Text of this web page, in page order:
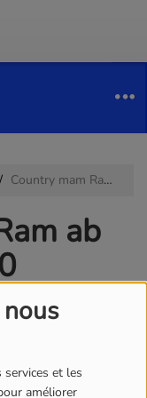
et les
améliorer
Country mam Ram ab 18:00 bis 19:30
ab